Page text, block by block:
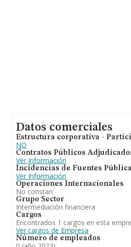
Datos comerciales
Estructura corporativa -
NO
Contratos Públicos
Ver Información
Incidencias de Fuentes
Ver Información
Operaciones Internacionales
No constan
Grupo Sector
Intermediación financiera
Cargos
Encontrados 1 cargos en esta
Ver cargos de Empresa
Número de empleados